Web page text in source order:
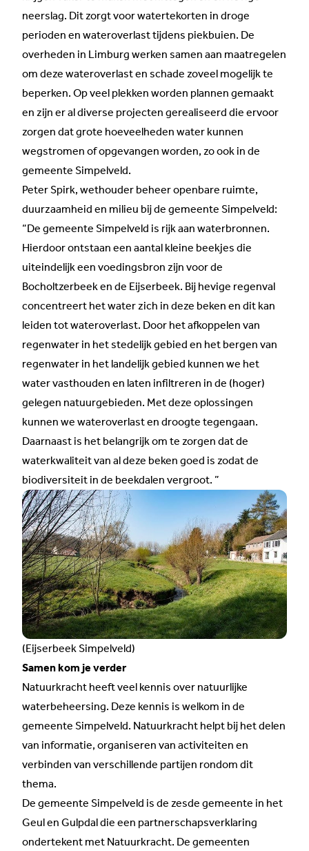
neerslag. Dit zorgt voor watertekorten in droge
perioden en wateroverlast tijdens piekbuien. De
overheden in Limburg werken samen aan maatregelen
om deze wateroverlast en schade zoveel mogelijk te
beperken. Op veel plekken worden plannen gemaakt
en zijn er al diverse projecten gerealiseerd die ervoor
zorgen dat grote hoeveelheden water kunnen
wegstromen of opgevangen worden, zo ook in de
gemeente Simpelveld.
Peter Spirk, wethouder beheer openbare ruimte,
duurzaamheid en milieu bij de gemeente Simpelveld:
“De gemeente Simpelveld is rijk aan waterbronnen.
Hierdoor ontstaan een aantal kleine beekjes die
uiteindelijk een voedingsbron zijn voor de
Bocholtzerbeek en de Eijserbeek. Bij hevige regenval
concentreert het water zich in deze beken en dit kan
leiden tot wateroverlast. Door het afkoppelen van
regenwater in het stedelijk gebied en het bergen van
regenwater in het landelijk gebied kunnen we het
water vasthouden en laten infiltreren in de (hoger)
gelegen natuurgebieden. Met deze oplossingen
kunnen we wateroverlast en droogte tegengaan.
Daarnaast is het belangrijk om te zorgen dat de
waterkwaliteit van al deze beken goed is zodat de
biodiversiteit in de beekdalen vergroot. ”
(Eijserbeek Simpelveld)
Samen kom je verder
Natuurkracht heeft veel kennis over natuurlijke
waterbeheersing. Deze kennis is welkom in de
gemeente Simpelveld. Natuurkracht helpt bij het delen
van informatie, organiseren van activiteiten en
verbinden van verschillende partijen rondom dit
thema.
De gemeente Simpelveld is de zesde gemeente in het
Geul en Gulpdal die een partnerschapsverklaring
ondertekent met Natuurkracht. De gemeenten